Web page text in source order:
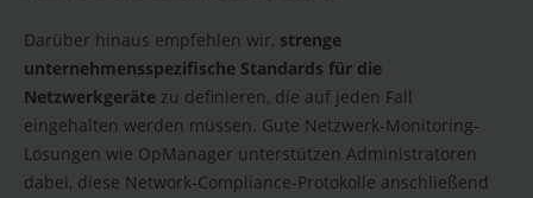
Darüber hinaus empfehlen wir, strenge
unternehmensspezifische Standards für die
Netzwerkgeräte zu definieren, die auf jeden Fall
eingehalten werden müssen. Gute Netzwerk-Monitoring-
Lösungen wie OpManager unterstützen Administratoren
dabei, diese Network-Compliance-Protokolle anschließend